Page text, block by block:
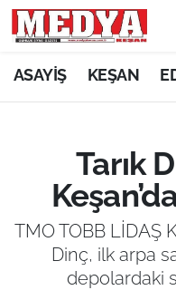
ASAYİŞ KEŞAN
Tarık
TMO TOBB LİDAŞ
Dinç, ilk arpa
depolardaki
KEŞAN
ASAYİŞ
SİYASET
GÜNDEM